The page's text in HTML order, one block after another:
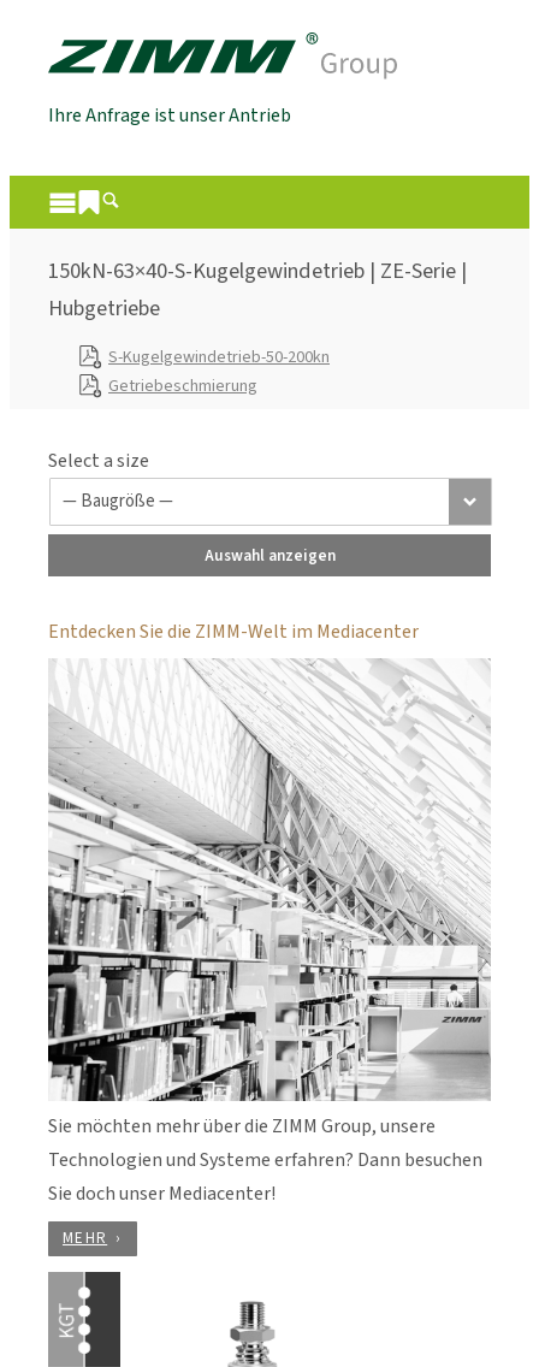
Ihre Anfrage ist unser Antrieb
150kN-63×40-S-Kugelgewindetrieb | ZE-Serie |
Hubgetriebe
S-Kugelgewindetrieb-50-200kn
Getriebeschmierung
Select a size
Auswahl anzeigen
Entdecken Sie die ZIMM-Welt im Mediacenter
Sie möchten mehr über die ZIMM Group, unsere
Technologien und Systeme erfahren? Dann besuchen
Sie doch unser Mediacenter!
MEHR